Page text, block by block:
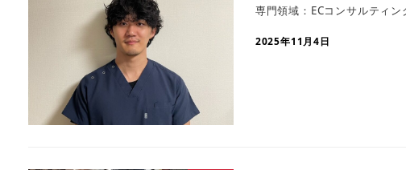
専門領域：ECコンサルティン
2025年11月4日